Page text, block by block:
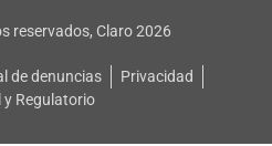
reservados, Claro 2026
de denuncias
Privacidad
y Regulatorio